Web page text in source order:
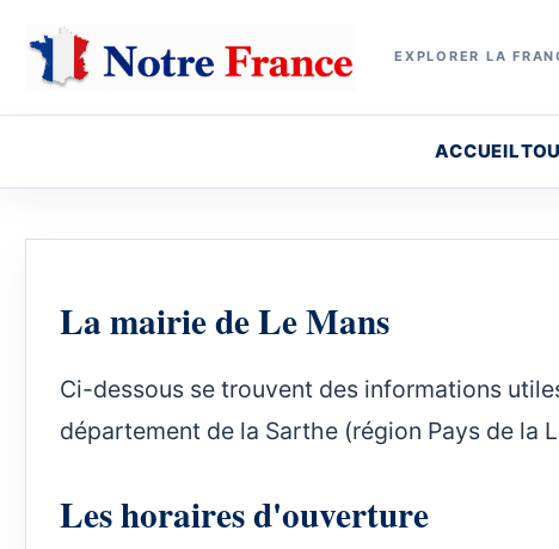
EXPLORER LA
ACCUEIL
La mairie de Le Mans
Ci-dessous se trouvent des informations
département de la Sarthe (région Pays de la
Les horaires d'ouverture